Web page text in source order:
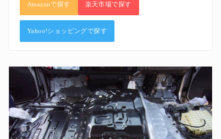
Amazonで探す 楽天市場で探す
Yahoo!ショッピングで探す